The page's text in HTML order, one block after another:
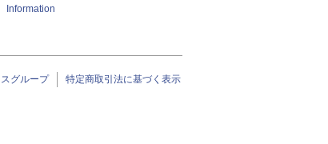
Information
グループ 特定商取引法に基づく表示